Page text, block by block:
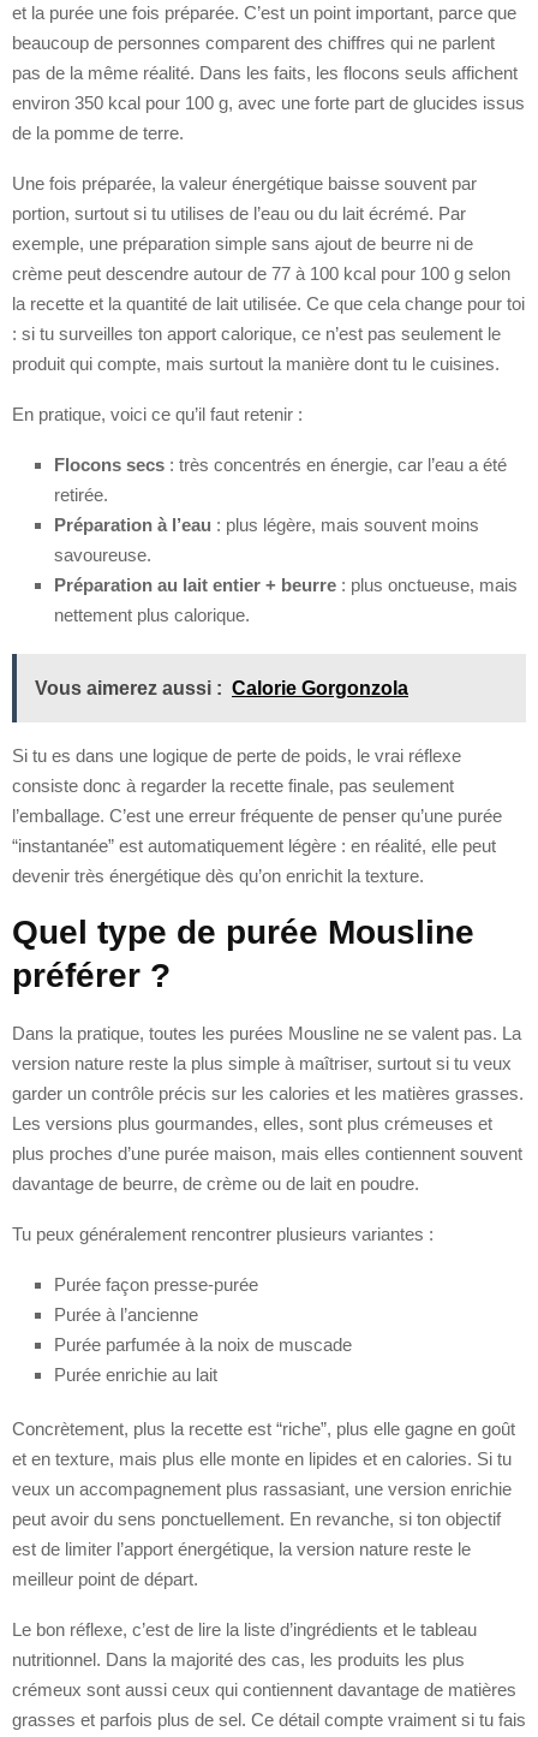
et la purée une fois préparée. C’est un point important, parce que
beaucoup de personnes comparent des chiffres qui ne parlent
pas de la même réalité. Dans les faits, les flocons seuls affichent
environ 350 kcal pour 100 g, avec une forte part de glucides issus
de la pomme de terre.
Une fois préparée, la valeur énergétique baisse souvent par
portion, surtout si tu utilises de l’eau ou du lait écrémé. Par
exemple, une préparation simple sans ajout de beurre ni de
crème peut descendre autour de 77 à 100 kcal pour 100 g selon
la recette et la quantité de lait utilisée. Ce que cela change pour toi
: si tu surveilles ton apport calorique, ce n’est pas seulement le
produit qui compte, mais surtout la manière dont tu le cuisines.
En pratique, voici ce qu’il faut retenir :
Flocons secs : très concentrés en énergie, car l’eau a été
retirée.
Préparation à l’eau : plus légère, mais souvent moins
savoureuse.
Préparation au lait entier + beurre : plus onctueuse, mais
nettement plus calorique.
Vous aimerez aussi : Calorie Gorgonzola
Si tu es dans une logique de perte de poids, le vrai réflexe
consiste donc à regarder la recette finale, pas seulement
l’emballage. C’est une erreur fréquente de penser qu’une purée
“instantanée” est automatiquement légère : en réalité, elle peut
devenir très énergétique dès qu’on enrichit la texture.
Quel type de purée Mousline
préférer ?
Dans la pratique, toutes les purées Mousline ne se valent pas. La
version nature reste la plus simple à maîtriser, surtout si tu veux
garder un contrôle précis sur les calories et les matières grasses.
Les versions plus gourmandes, elles, sont plus crémeuses et
plus proches d’une purée maison, mais elles contiennent souvent
davantage de beurre, de crème ou de lait en poudre.
Tu peux généralement rencontrer plusieurs variantes :
Purée façon presse-purée
Purée à l’ancienne
Purée parfumée à la noix de muscade
Purée enrichie au lait
Concrètement, plus la recette est “riche”, plus elle gagne en goût
et en texture, mais plus elle monte en lipides et en calories. Si tu
veux un accompagnement plus rassasiant, une version enrichie
peut avoir du sens ponctuellement. En revanche, si ton objectif
est de limiter l’apport énergétique, la version nature reste le
meilleur point de départ.
Le bon réflexe, c’est de lire la liste d’ingrédients et le tableau
nutritionnel. Dans la majorité des cas, les produits les plus
crémeux sont aussi ceux qui contiennent davantage de matières
grasses et parfois plus de sel. Ce détail compte vraiment si tu fais